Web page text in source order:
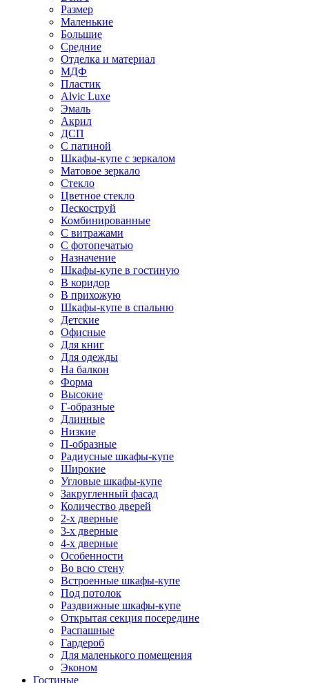
Размер
Маленькие
Большие
Средние
Отделка и материал
МДФ
Пластик
Alvic Luxe
Эмаль
Акрил
ДСП
С патиной
Шкафы-купе с зеркалом
Матовое зеркало
Стекло
Цветное стекло
Пескоструй
Комбинированные
С витражами
С фотопечатью
Назначение
Шкафы-купе в гостиную
В коридор
В прихожую
Шкафы-купе в спальню
Детские
Офисные
Для книг
Для одежды
На балкон
Форма
Высокие
Г-образные
Длинные
Низкие
П-образные
Радиусные шкафы-купе
Широкие
Угловые шкафы-купе
Закругленный фасад
Количество дверей
2-х дверные
3-х дверные
4-х дверные
Особенности
Во всю стену
Встроенные шкафы-купе
Под потолок
Раздвижные шкафы-купе
Открытая секция посередине
Распашные
Гардероб
Для маленького помещения
Эконом
Гостиные